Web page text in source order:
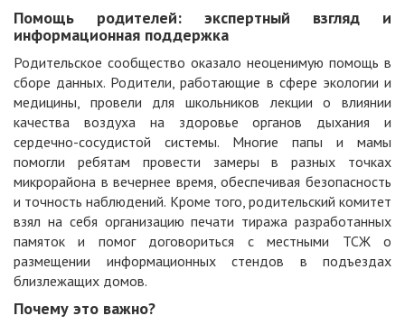
Помощь родителей: экспертный взгляд и
информационная поддержка
Родительское сообщество оказало неоценимую помощь в
сборе данных. Родители, работающие в сфере экологии и
медицины, провели для школьников лекции о влиянии
качества воздуха на здоровье органов дыхания и
сердечно-сосудистой системы. Многие папы и мамы
помогли ребятам провести замеры в разных точках
микрорайона в вечернее время, обеспечивая безопасность
и точность наблюдений. Кроме того, родительский комитет
взял на себя организацию печати тиража разработанных
памяток и помог договориться с местными ТСЖ о
размещении информационных стендов в подъездах
близлежащих домов.
Почему это важно?